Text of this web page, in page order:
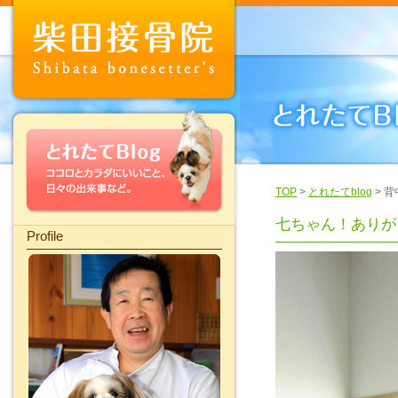
Profile
TOP > とれたてblog > 背
七ちゃん！あり